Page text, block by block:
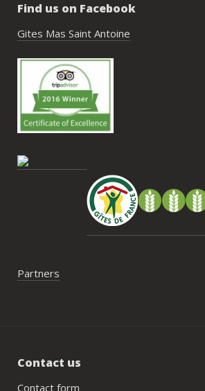
piscine, nature, tranquillité,
hébergements et beaucoup
très beau souvenir de ce
nous recommandons le Mas
Antoine sans hésitation.**La
contrainte du week-end
gestion des déchets, puisqu’il
de tri directement sur le
faut se rendre au village. Cela
pas posé de véritable
serait un vrai plus à l’avenir.
Find us on Facebook
Gites Mas Saint Antoine
Partners
Contact us
Contact form